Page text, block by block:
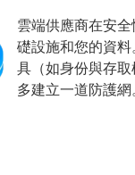
雲端供應商在安
礎設施和您的資
具（如身份與存
多建立一道防護網